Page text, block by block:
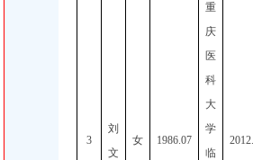
3
刘
文
女 1986.07
重
庆
医
科
大
学
临